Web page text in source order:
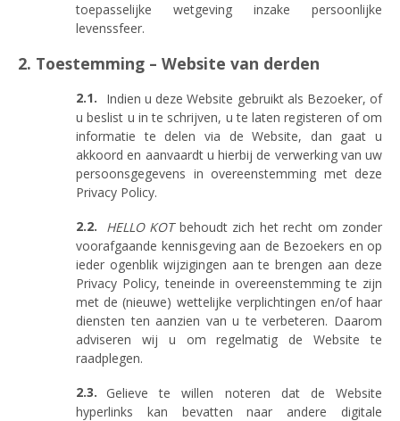
toepasselijke wetgeving inzake persoonlijke
levenssfeer.
2. Toestemming – Website van derden
Indien u deze Website gebruikt als Bezoeker, of
u beslist u in te schrijven, u te laten registeren of om
informatie te delen via de Website, dan gaat u
akkoord en aanvaardt u hierbij de verwerking van uw
persoonsgegevens in overeenstemming met deze
Privacy Policy.
HELLO KOTbehoudt zich het recht om zonder
voorafgaande kennisgeving aan de Bezoekers en op
ieder ogenblik wijzigingen aan te brengen aan deze
Privacy Policy, teneinde in overeenstemming te zijn
met de (nieuwe) wettelijke verplichtingen en/of haar
diensten ten aanzien van u te verbeteren. Daarom
adviseren wij u om regelmatig de Website te
raadplegen.
Gelieve te willen noteren dat de Website
hyperlinks kan bevatten naar andere digitale